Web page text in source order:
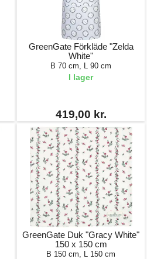
GreenGate Förkläde "Zelda
White"
B 70 cm, L 90 cm
I lager
419,00 kr.
GreenGate Duk "Gracy White"
150 x 150 cm
B 150 cm, L 150 cm